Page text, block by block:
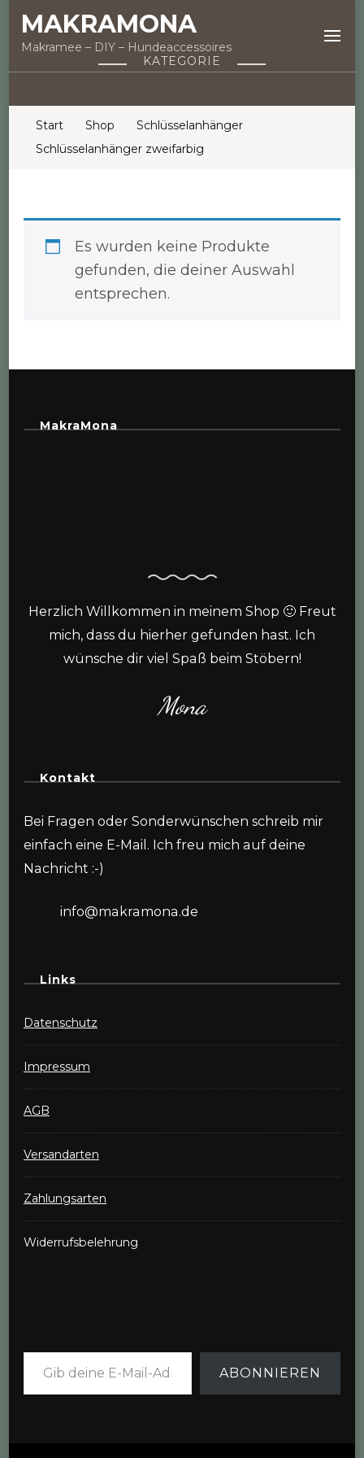
MAKRAMONA
Makramee – DIY – Hundeaccessoires
KATEGORIE
Start Shop
Schlüsselanhänger
Schlüsselanhänger zweifarbig
Es wurden keine Produkte
gefunden, die deiner Auswahl
entsprechen.
MakraMona
Herzlich Willkommen in meinem Shop 🙂 Freut
mich, dass du hierher gefunden hast. Ich
wünsche dir viel Spaß beim Stöbern!
Mona
Kontakt
Bei Fragen oder Sonderwünschen schreib mir
einfach eine E-Mail. Ich freu mich auf deine
Nachricht :-)
info@makramona.de
Links
Datenschutz
Impressum
AGB
Versandarten
Zahlungsarten
Widerrufsbelehrung
Gib deine E-Mail-Adresse ein ...
ABONNIEREN